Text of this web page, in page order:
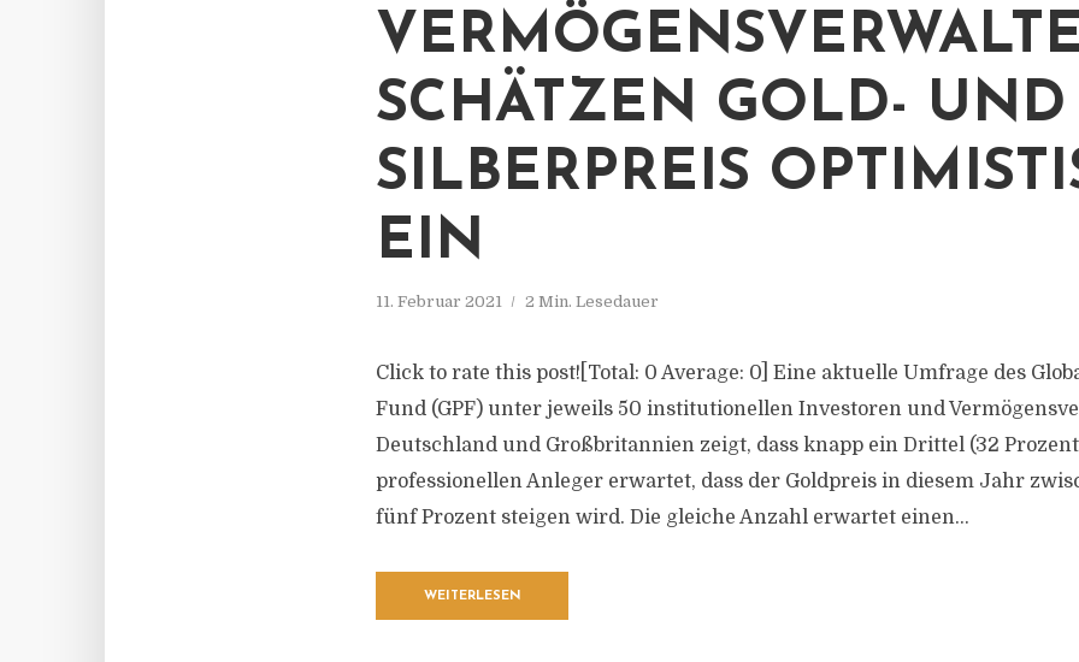
SCHÄTZEN GOLD- UND
SILBERPREIS
EIN
11. Februar 2021 2 Min. Lesedauer
Click to rate this post![Total: 0 Average: 0] Eine aktuelle Umfrage des
Fund (GPF) unter jeweils 50 institutionellen Investoren und
Deutschland und Großbritannien zeigt, dass knapp ein Drittel (32
professionellen Anleger erwartet, dass der Goldpreis in diesem Jahr
fünf Prozent steigen wird. Die gleiche Anzahl erwartet einen...
WEITERLESEN